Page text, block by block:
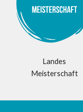
Landes
Meisterschaft